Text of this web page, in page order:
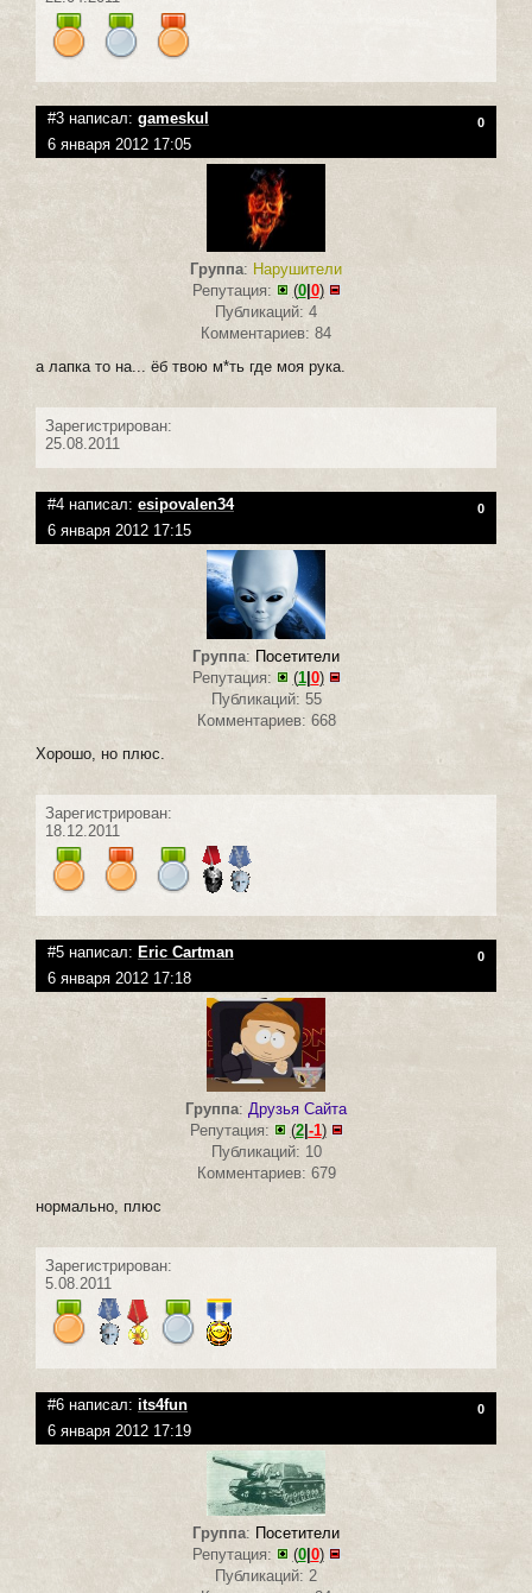
#3 написал: gameskul 0
6 января 2012 17:05
Группа: Нарушители
Репутация:
(0| 0)
Публикаций: 4
Комментариев: 84
а лапка то на... ёб твою м*ть где моя рука.
Зарегистрирован:
25.08.2011
#4 написал: esipovalen34 0
6 января 2012 17:15
Группа: Посетители
Репутация:
(1| 0)
Публикаций: 55
Комментариев: 668
Хорошо, но плюс.
Зарегистрирован:
18.12.2011
#5 написал: Eric Cartman 0
6 января 2012 17:18
Группа: Друзья Сайта
Репутация:
(2| -1)
Публикаций: 10
Комментариев: 679
нормально, плюс
Зарегистрирован:
5.08.2011
#6 написал: its4fun 0
6 января 2012 17:19
Группа: Посетители
Репутация:
(0| 0)
Публикаций: 2